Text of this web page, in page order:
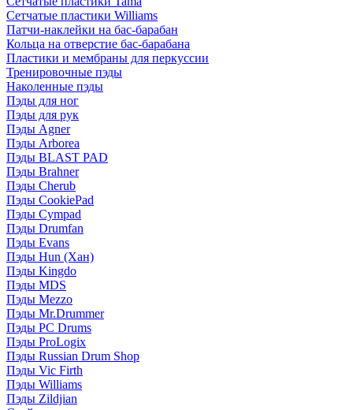
Сетчатые пластики Williams
Патчи-наклейки на бас-барабан
Кольца на отверстие бас-барабана
Пластики и мембраны для перкуссии
Тренировочные пэды
Наколенные пэды
Пэды для ног
Пэды для рук
Пэды Agner
Пэды Arborea
Пэды BLAST PAD
Пэды Brahner
Пэды Cherub
Пэды CookiePad
Пэды Cympad
Пэды Drumfan
Пэды Evans
Пэды Hun (Хан)
Пэды Kingdo
Пэды MDS
Пэды Mezzo
Пэды Mr.Drummer
Пэды PC Drums
Пэды ProLogix
Пэды Russian Drum Shop
Пэды Vic Firth
Пэды Williams
Пэды Zildjian